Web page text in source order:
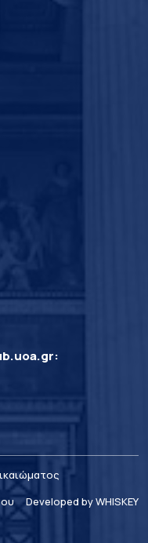
:
Developed by WHISKEY